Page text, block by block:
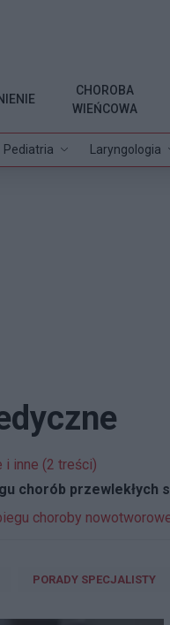
Pediatria Laryngologia
CHOROBA
WIEŃCOWA
inne (2 treści)
chorób przewlekłych
choroby
PORADY SPECJALISTY